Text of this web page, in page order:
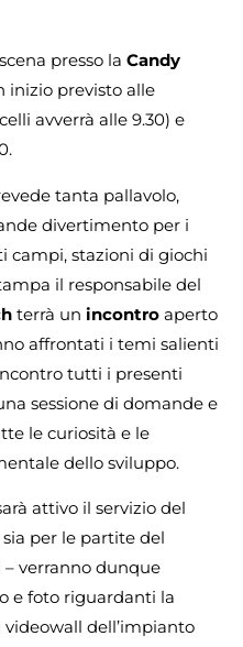
presso la Candy
inizio previsto alle
avverrà alle 9.30) e
tanta pallavolo,
divertimento per i
campi, stazioni di giochi
il responsabile del
terrà un incontro aperto
affrontati i temi salienti
tutti i presenti
sessione di domande e
le curiosità e le
dello sviluppo.
attivo il servizio del
per le partite del
– verranno dunque
e foto riguardanti la
videowall dell’impianto